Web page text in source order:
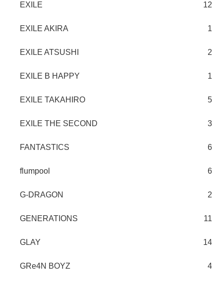
EXILE 12
EXILE AKIRA 1
EXILE ATSUSHI 2
EXILE B HAPPY 1
EXILE TAKAHIRO 5
EXILE THE SECOND 3
FANTASTICS 6
flumpool 6
G-DRAGON 2
GENERATIONS 11
GLAY 14
GRe4N BOYZ 4